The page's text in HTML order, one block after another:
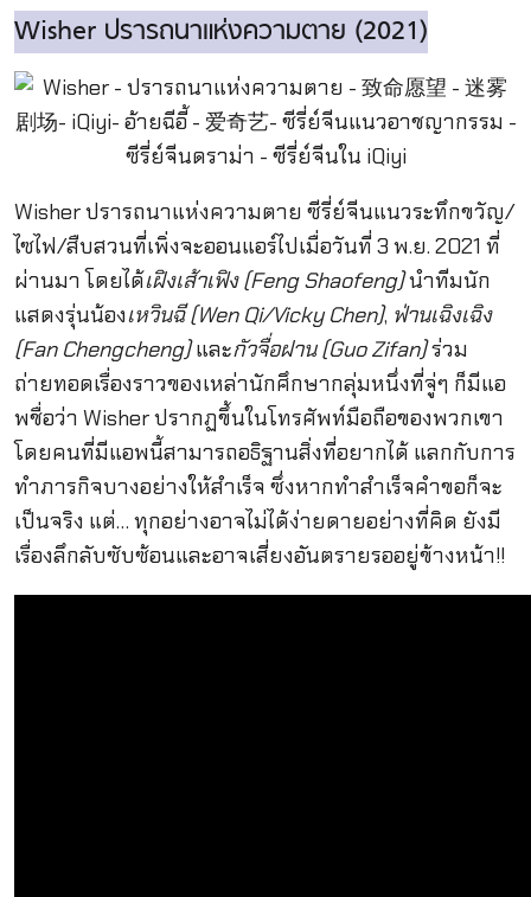
Wisher ปรารถนาแห่งความตาย (2021)
Wisher ปรารถนาแห่งความตาย ซีรี่ย์จีนแนวระทึกขวัญ/
ไซไฟ/สืบสวนที่เพิ่งจะออนแอร์ไปเมื่อวันที่ 3 พ.ย. 2021 ที่
ผ่านมา โดยได้เฝิงเส้าเฟิง (Feng Shaofeng)นำทีมนัก
แสดงรุ่นน้องเหวินฉี (Wen Qi/Vicky Chen), ฟ่านเฉิงเฉิง
(Fan Chengcheng)และกัวจื่อฝาน (Guo Zifan)ร่วม
ถ่ายทอดเรื่องราวของเหล่านักศึกษากลุ่มหนึ่งที่จู่ๆ ก็มีแอ
พชื่อว่า Wisher ปรากฏขึ้นในโทรศัพท์มือถือของพวกเขา
โดยคนที่มีแอพนี้สามารถอธิฐานสิ่งที่อยากได้ แลกกับการ
ทำภารกิจบางอย่างให้สำเร็จ ซึ่งหากทำสำเร็จคำขอก็จะ
เป็นจริง แต่… ทุกอย่างอาจไม่ได้ง่ายดายอย่างที่คิด ยังมี
เรื่องลึกลับซับซ้อนและอาจเสี่ยงอันตรายรออยู่ข้างหน้า!!